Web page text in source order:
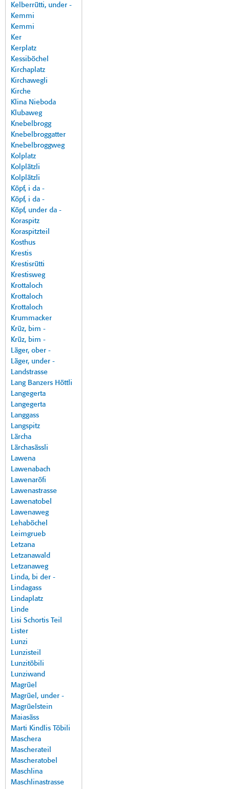
Kelberrütti, under -
Kemmi
Kemmi
Ker
Kerplatz
Kessiböchel
Kirchaplatz
Kirchawegli
Kirche
Klina Nieboda
Klubaweg
Knebelbrogg
Knebelbroggatter
Knebelbroggweg
Kolplatz
Kolplätzli
Kolplätzli
Köpf, i da -
Köpf, i da -
Köpf, under da -
Koraspitz
Koraspitzteil
Kosthus
Krestis
Krestisrütti
Krestisweg
Krottaloch
Krottaloch
Krottaloch
Krummacker
Krüz, bim -
Krüz, bim -
Läger, ober -
Läger, under -
Landstrasse
Lang Banzers Höttli
Langegerta
Langegerta
Langgass
Langspitz
Lärcha
Lärchasässli
Lawena
Lawenabach
Lawenaröfi
Lawenastrasse
Lawenatobel
Lawenaweg
Lehaböchel
Leimgrueb
Letzana
Letzanawald
Letzanaweg
Linda, bi der -
Lindagass
Lindaplatz
Linde
Lisi Schortis Teil
Lister
Lunzi
Lunzisteil
Lunzitöbili
Lunziwand
Magrüel
Magrüel, under -
Magrüelstein
Maiasäss
Marti Kindlis Töbili
Maschera
Mascherateil
Mascheratobel
Maschlina
Maschlinastrasse